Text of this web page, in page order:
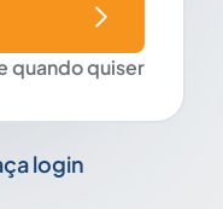
quando quiser
login